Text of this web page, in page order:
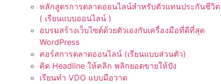
หลักสูตรการตลาดออนไลน์สำหรับตัวแทนประกันชีวิต
( เรียนแบบออนไลน์ )
อบรมสร้างเว็บไซต์ด้วยตัวเองกับเครื่องมือที่ดีที่สุด
WordPress
คอร์สการตลาดออนไลน์ (เรียนแบบส่วนตัว)
คิด Headline ให้คลิก พลิกยอดขายให้ปัง
เรียนทำ VDO แบบมือวาด